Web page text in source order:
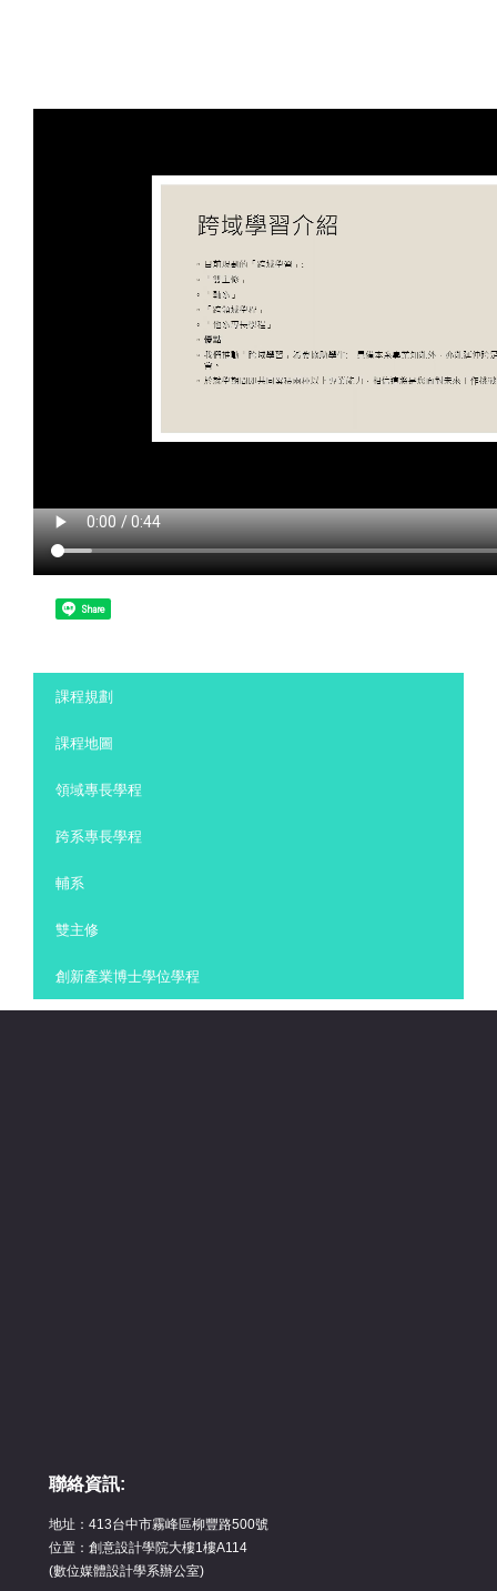
Share
課程規劃
課程地圖
領域專長學程
跨系專長學程
輔系
雙主修
創新產業博士學位學程
聯絡資訊:
地址：413台中市霧峰區柳豐路500號
位置：創意設計學院大樓1樓A114
(數位媒體設計學系辦公室)